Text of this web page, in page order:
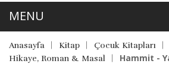
Anasayfa Kitap Çocuk Kitapları
Hikaye, Roman & Masal
Hammit -